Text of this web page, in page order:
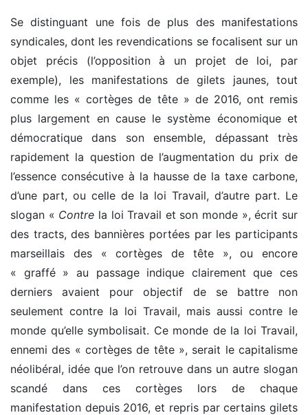
Se distinguant une fois de plus des manifestations
syndicales, dont les revendications se focalisent sur un
objet précis (l’opposition à un projet de loi, par
exemple), les manifestations de gilets jaunes, tout
comme les « cortèges de tête » de 2016, ont remis
plus largement en cause le système économique et
démocratique dans son ensemble, dépassant très
rapidement la question de l’augmentation du prix de
l’essence consécutive à la hausse de la taxe carbone,
d’une part, ou celle de la loi Travail, d’autre part. Le
slogan « Contre la loi Travail et son monde », écrit sur
des tracts, des bannières portées par les participants
marseillais des « cortèges de tête », ou encore
« graffé » au passage indique clairement que ces
derniers avaient pour objectif de se battre non
seulement contre la loi Travail, mais aussi contre le
monde qu’elle symbolisait. Ce monde de la loi Travail,
ennemi des « cortèges de tête », serait le capitalisme
néolibéral, idée que l’on retrouve dans un autre slogan
scandé dans ces cortèges lors de chaque
manifestation depuis 2016, et repris par certains gilets